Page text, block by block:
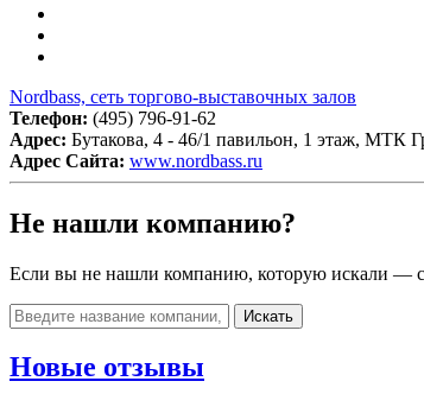
Nordbass, сеть торгово-выставочных залов
Телефон: (495) 796-91-62
Адрес: Бутакова, 4 - 46/1 павильон, 1 этаж, МТК
Адрес Сайта: www.nordbass.ru
Не нашли компанию?
Если вы не нашли компанию, которую искали —
Искать
Новые отзывы